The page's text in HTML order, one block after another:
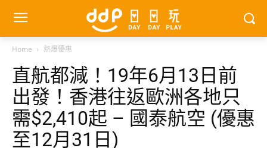
Home 熱爆優惠
直航都減！19年6月13日前
出發！香港往返歐洲各地只
需$2,410起 – 國泰航空 (優惠
至12月31日)